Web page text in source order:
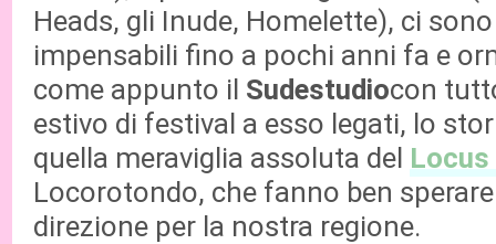
Heads, gli Inude, Homelette), ci
impensabili fino a pochi anni fa e
come appunto il Sudestudiocon
estivo di festival a esso legati, lo
quella meraviglia assoluta del
Locorotondo, che fanno ben
direzione per la nostra regione.